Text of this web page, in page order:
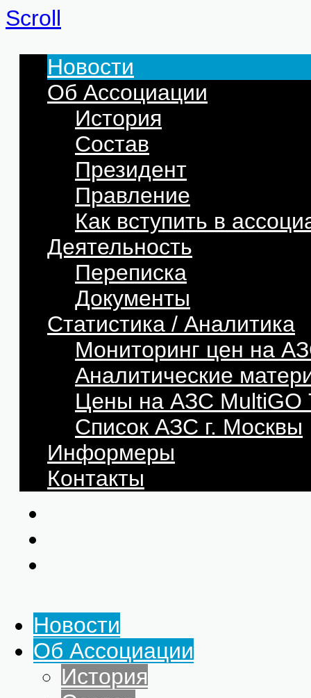
Scroll
Новости
Об Ассоциации
История
Состав
Президент
Правление
Как вступить в
Деятельность
Переписка
Документы
Статистика / Аналитика
Мониторинг цен на
Аналитические
Цены на АЗС
Список АЗС г. Москвы
Информеры
Контакты
Новости
Об Ассоциации
История